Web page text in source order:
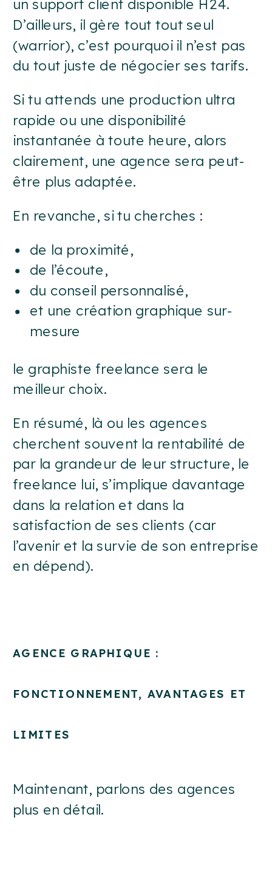
un support client disponible H24.
D’ailleurs, il gère tout tout seul
(warrior), c’est pourquoi il n’est pas
du tout juste de négocier ses tarifs.
Si tu attends une production ultra
rapide ou une disponibilité
instantanée à toute heure, alors
clairement, une agence sera peut-
être plus adaptée.
En revanche, si tu cherches :
de la proximité,
de l’écoute,
du conseil personnalisé,
et une création graphique sur-
mesure
le graphiste freelance sera le
meilleur choix.
En résumé, là ou les agences
cherchent souvent la rentabilité de
par la grandeur de leur structure, le
freelance lui, s’implique davantage
dans la relation et dans la
satisfaction de ses clients (car
l’avenir et la survie de son entreprise
en dépend).
AGENCE GRAPHIQUE :
FONCTIONNEMENT, AVANTAGES ET
LIMITES
Maintenant, parlons des agences
plus en détail.